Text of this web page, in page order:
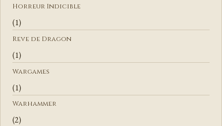
Horreur Indicible
(1)
Reve de Dragon
(1)
Wargames
(1)
Warhammer
(2)